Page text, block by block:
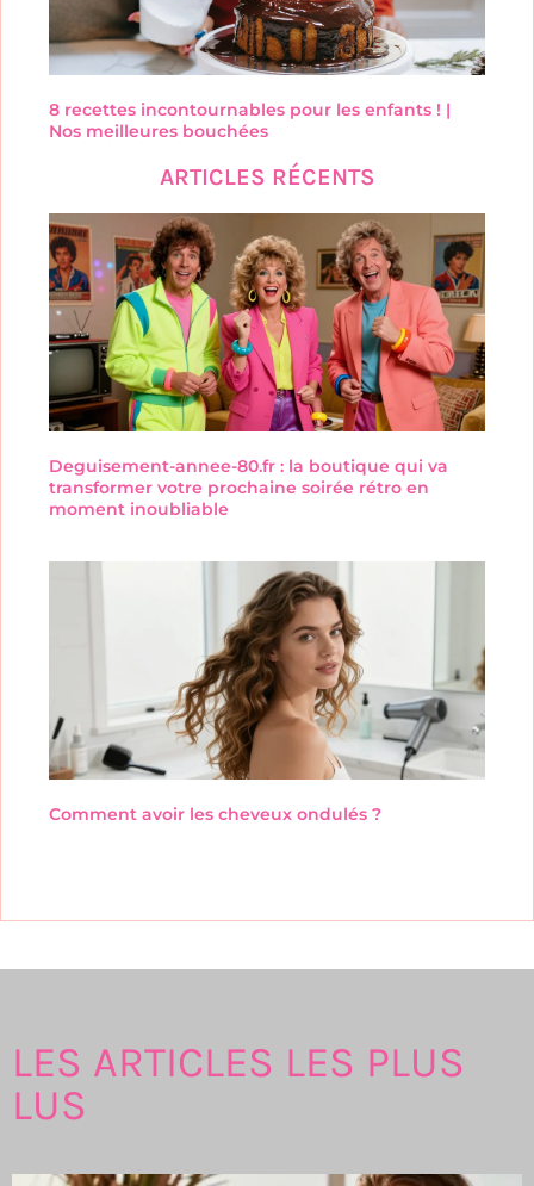
8 recettes incontournables pour les enfants ! |
Nos meilleures bouchées
ARTICLES RÉCENTS
Deguisement-annee-80.fr : la boutique qui va
transformer votre prochaine soirée rétro en
moment inoubliable
Comment avoir les cheveux ondulés ?
LES ARTICLES LES PLUS
LUS